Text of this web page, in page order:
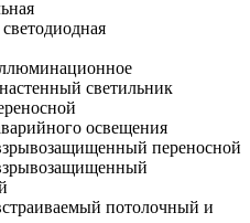
светильник
освещения
переносной
потолочный и